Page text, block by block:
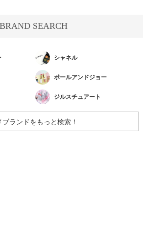
BRAND SEARCH
シャネル
ポールアンドジョー
ジルスチュアート
ブランドをもっと検索！